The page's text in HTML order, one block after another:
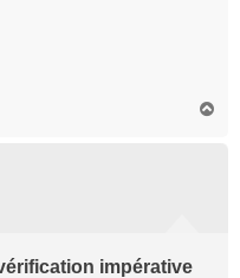
impérative